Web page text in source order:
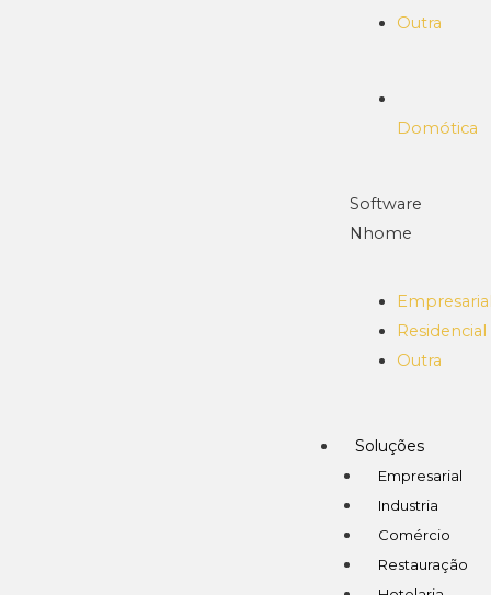
Outra
Domótica
Software
Nhome
Residencial
Outra
Soluções
Empresarial
Industria
Comércio
Restauração